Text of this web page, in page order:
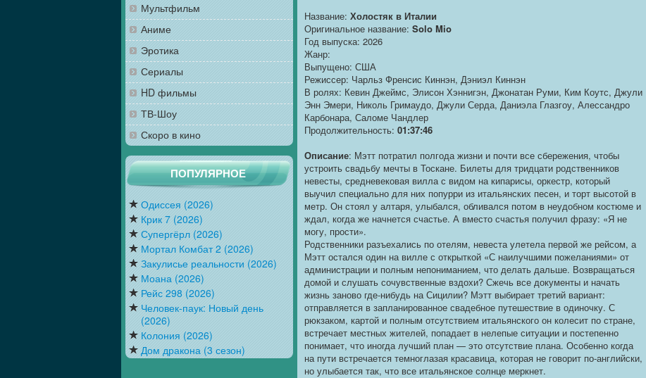
Мультфильм
Аниме
Эротика
Сериалы
HD фильмы
ТВ-Шоу
Скоро в кино
ПОПУЛЯРНОЕ
Одиссея (2026)
Крик 7 (2026)
Супергёрл (2026)
Мортал Комбат 2 (2026)
Закулисье реальности (2026)
Моана (2026)
Рейс 298 (2026)
Человек-паук: Новый день
(2026)
Колония (2026)
Дом дракона (3 сезон)
Название: Холостяк в Италии
Оригинальное название: Solo Mio
Год выпуска: 2026
Жанр:
Выпущено: США
Режиссер: Чарльз Френсис Киннэн, Дэниэл Киннэн
В ролях: Кевин Джеймс, Элисон Хэннигэн, Джонатан Руми, Ким Коутс, Джули
Энн Эмери, Николь Гримаудо, Джули Серда, Даниэла Глазгоу, Алессандро
Карбонара, Саломе Чандлер
Продолжительность: 01:37:46
Описание: Мэтт потратил полгода жизни и почти все сбережения, чтобы
устроить свадьбу мечты в Тоскане. Билеты для тридцати родственников
невесты, средневековая вилла с видом на кипарисы, оркестр, который
выучил специально для них попурри из итальянских песен, и торт высотой в
метр. Он стоял у алтаря, улыбался, обливался потом в неудобном костюме и
ждал, когда же начнется счастье. А вместо счастья получил фразу: «Я не
могу, прости».
Родственники разъехались по отелям, невеста улетела первой же рейсом, а
Мэтт остался один на вилле с открыткой «С наилучшими пожеланиями» от
администрации и полным непониманием, что делать дальше. Возвращаться
домой и слушать сочувственные вздохи? Сжечь все документы и начать
жизнь заново где-нибудь на Сицилии? Мэтт выбирает третий вариант:
отправляется в запланированное свадебное путешествие в одиночку. С
рюкзаком, картой и полным отсутствием итальянского он колесит по стране,
встречает местных жителей, попадает в нелепые ситуации и постепенно
понимает, что иногда лучший план — это отсутствие плана. Особенно когда
на пути встречается темноглазая красавица, которая не говорит по-английски,
но улыбается так, что все итальянское солнце меркнет.